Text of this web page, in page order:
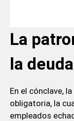
La
la deuda
En el cónclave,
obligatoria, la
empleados